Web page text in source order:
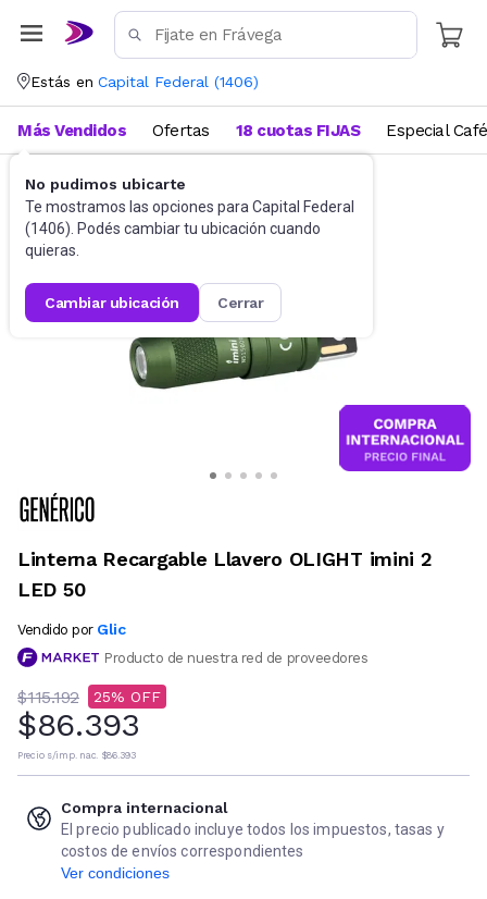
Estás en Capital Federal (1406)
No pudimos ubicarte
Te mostramos las opciones para Capital Federal
(1406). Podés cambiar tu ubicación cuando
quieras.
cambiar ubicación cerrar
Más Vendidos Ofertas 18 cuotas FIJAS Especial Café
Camping y Aire Libre
Linterna Recargable Llavero OLIGHT imini 2
LED 50
Vendido por Glic
Producto de nuestra red de proveedores
$115.192 25
$86.393
Precio s/imp. nac. $86.393
Compra internacional
El precio publicado incluye todos los impuestos, tasas y
costos de envíos correspondientes
Ver condiciones